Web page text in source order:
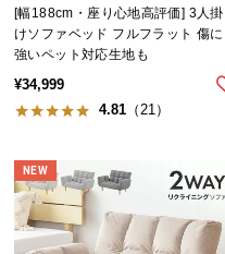
て
小
型
商
の
配
送
に
[幅188cm・座り心地高評価] 3人掛
けソファベッド フルフラット 傷に
強いペット対応生地も
¥34,999
4.81 （21）
NEW